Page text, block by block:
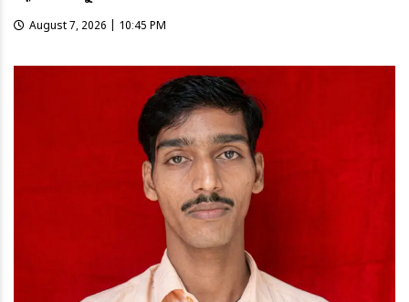
August 7, 2026 | 10:45 PM